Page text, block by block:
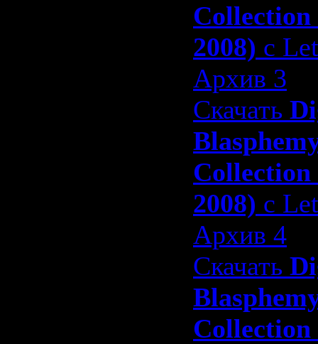
Collection
2008) с
Архив 3
Скачать
Collection
2008) с
Архив 4
Скачать
Collection